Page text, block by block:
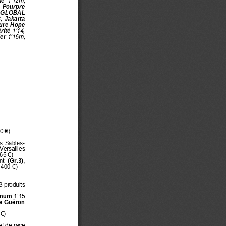
Pourpre
GLOBAL
Jakarta
Hope
1’14,
1’16m,
€)
Sables-
5 €)
(Gr.3),
€)
produits
1’15
Guéron